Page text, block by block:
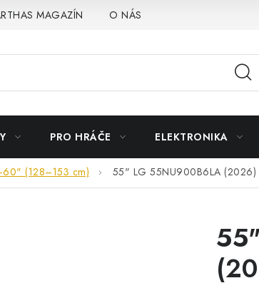
MAGAZÍN O NÁS
PRO HRÁČE ELEKTRONIKA
(128–153 cm) 55" LG 55NU900B6LA (2026)